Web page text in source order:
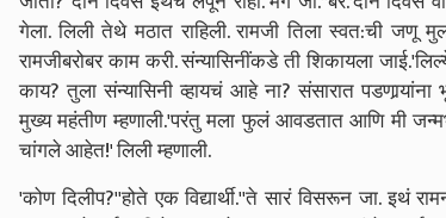
गेला. लिली तेथे मठात राहिली. रामजी तिला स्वत:ची जणू
रामजीबरोबर काम करी. संन्यासिनींकडे ती शिकायला जाई.'
काय?तुला संन्यासिनी व्हायचं आहे ना?संसारात
मुख्य महंतीण म्हणाली.'परंतु मला फुलं आवडतात आणि मी
चांगले आहेत!'लिली म्हणाली.
'कोण दिलीप?''होते एक विद्यार्थी.''ते सारं विसरून जा. इथं